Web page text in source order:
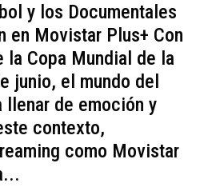
y los Documentales
en Movistar Plus+ Con
Copa Mundial de la
junio, el mundo del
de emoción y
contexto,
como Movistar